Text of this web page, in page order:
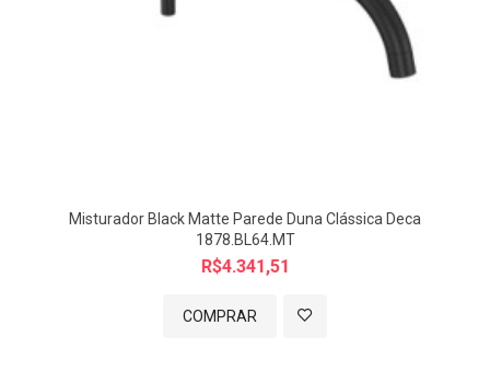
Misturador Black Matte Parede Duna Clássica Deca
1878.BL64.MT
R$4.341,51
COMPRAR